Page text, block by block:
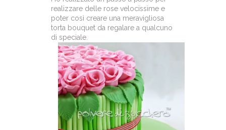
realizzare delle rose velocissime e
poter così creare una meravigliosa
torta bouquet da regalare a qualcuno
di speciale.